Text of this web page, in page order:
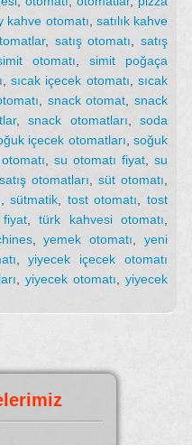
kahve otomatı satılık kahve
, satış otomatı ,satış
otomatı
simit poğaça
sıcak içecek otomatı
sıcak
snack otomat ,snack
,snack otomatları ,soda
içecek otomatları ,soğuk
,su otomatı fiyat ,su
otomatları ,süt otomatı
,sütmatik tost otomatı
tost
,türk kahvesi otomatı
,yemek otomatı ,yeni
,yiyecek içecek otomatı
yiyecek otomatı ,yiyecek